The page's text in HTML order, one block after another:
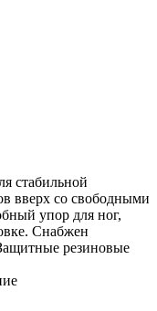
стабильной
вверх со свободными
упор для ног,
Снабжен
резиновые